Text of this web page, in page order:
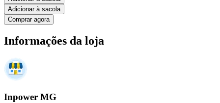
Adicionar à sacola
Comprar agora
Informações da loja
Inpower MG